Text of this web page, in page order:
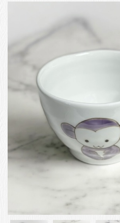
ご利用ガイド
法人・飲食店のお客様
お客様の声
お問い合わせ